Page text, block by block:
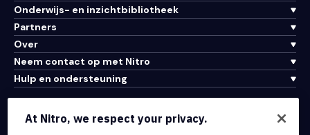
Onderwijs- en inzichtbibliotheek
Partners
Over
Neem contact op met Nitro
Hulp en ondersteuning
Integraties en API-connectiviteit
At Nitro, we respect your privacy.